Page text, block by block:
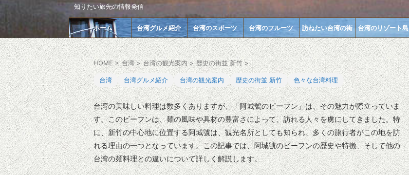
知りたい旅先の情報発信
ホーム 台湾グルメ紹介 台湾のスポーツ 台湾のフルーツ 訪ねたい台湾の街 台湾のリゾート島
HOME > 台湾 > 台湾の観光案内 > 歴史の街並 新竹 >
台湾 台湾グルメ紹介 台湾の観光案内 歴史の街並 新竹 色々な台湾料理
台湾の美味しい料理は数多くありますが、「阿城號のビーフン」は、その魅力が際立っていま
す。このビーフンは、麺の風味や具材の豊富さによって、訪れる人々を虜にしてきました。特
に、新竹の中心地に位置する阿城號は、観光名所としても知られ、多くの旅行者がこの地を訪
れる理由の一つとなっています。この記事では、阿城號のビーフンの歴史や特徴、そして他の
台湾の麺料理との違いについて詳しく解説します。